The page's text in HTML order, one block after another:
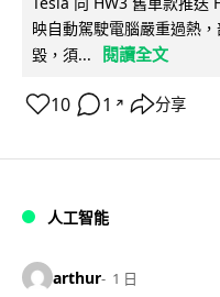
映自動駕駛電腦嚴重過熱
毀，須...
閱讀全文
10 1 ↗ 分享
人工智能
arthur 1 日